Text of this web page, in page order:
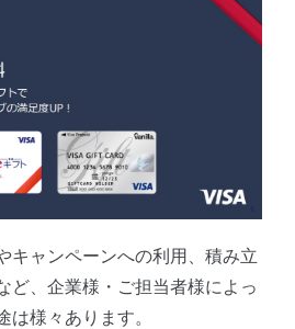
キャンペーンへの利用、積み立
ど、企業様・ご担当者様によっ
は様々あります。